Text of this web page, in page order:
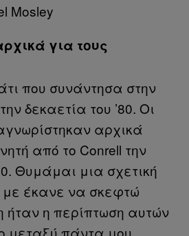
Mosley
για τους
που συνάντησα στην
δεκαετία του ’80. Οι
αρχικά
από το Conrell την
Θυμάμαι μια σχετική
με έκανε να σκεφτώ
ήταν η περίπτωση αυτών
μεταξύ πάντα μου